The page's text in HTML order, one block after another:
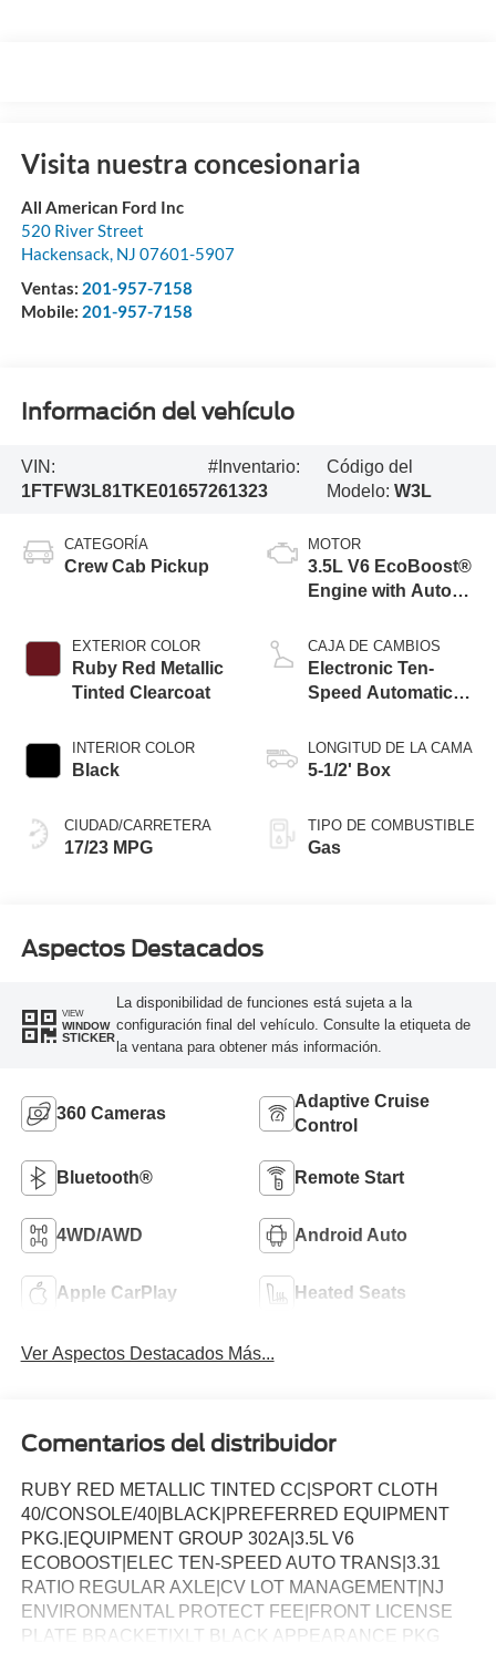
Visita nuestra concesionaria
All American Ford Inc
520 River Street
Hackensack, NJ 07601-5907
Ventas: 201-957-7158
Mobile: 201-957-7158
Información del vehículo
VIN:
1FTFW3L81TKE01657
#Inventario:
261323
Código del
Modelo: W3L
CATEGORÍA
Crew Cab Pickup
EXTERIOR COLOR
Ruby Red Metallic
Tinted Clearcoat
INTERIOR COLOR
Black
CIUDAD/CARRETERA
17/23 MPG
MOTOR
3.5L V6 EcoBoost®
Engine with Auto
Technology
CAJA DE CAMBIOS
Electronic Ten-
Speed Automatic
LONGITUD DE LA CAMA
5-1/2' Box
TIPO DE COMBUSTIBLE
Gas
Aspectos Destacados
VIEW
WINDOW
STICKER
La disponibilidad de funciones está sujeta a la
configuración final del vehículo. Consulte la etiqueta de
la ventana para obtener más información.
360 Cameras
Adaptive Cruise
Control
Bluetooth® Remote Start
4WD/AWD Android Auto
Apple CarPlay Heated Seats
Ver Aspectos Destacados Más...
Comentarios del distribuidor
RUBY RED METALLIC TINTED CC|SPORT CLOTH
40/CONSOLE/40|BLACK|PREFERRED EQUIPMENT
PKG.|EQUIPMENT GROUP 302A|3.5L V6
ECOBOOST|ELEC TEN-SPEED AUTO TRANS|3.31
RATIO REGULAR AXLE|CV LOT MANAGEMENT|NJ
ENVIRONMENTAL PROTECT FEE|FRONT LICENSE
PLATE BRACKET|XLT BLACK APPEARANCE PKG